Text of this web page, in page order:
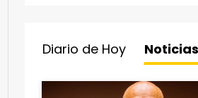
Diario de Hoy